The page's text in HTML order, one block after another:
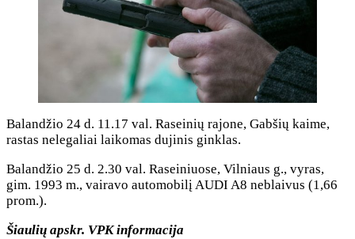
Balandžio 24 d. 11.17 val. Raseinių rajone, Gabšių kaime,
rastas nelegaliai laikomas dujinis ginklas.
Balandžio 25 d. 2.30 val. Raseiniuose, Vilniaus g., vyras,
gim. 1993 m., vairavo automobilį AUDI A8 neblaivus (1,66
prom.).
Šiaulių apskr. VPK informacija